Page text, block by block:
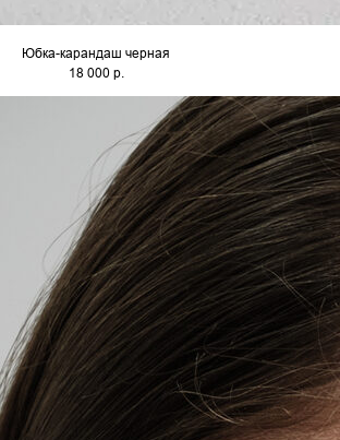
Юбка-карандаш черная
18 000 р.